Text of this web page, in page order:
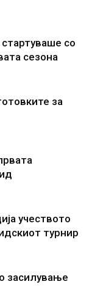
со
сезона
за
учеството
турнир
засилување